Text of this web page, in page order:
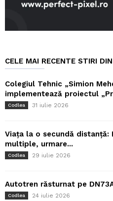
CELE MAI RECENTE STIRI
Colegiul Tehnic „Simion
implementează proiectul
Codlea 31 iulie 2026
Viața la o secundă distanță:
multiple, urmare...
Codlea 29 iulie 2026
Autotren răsturnat pe
Codlea 24 iulie 2026